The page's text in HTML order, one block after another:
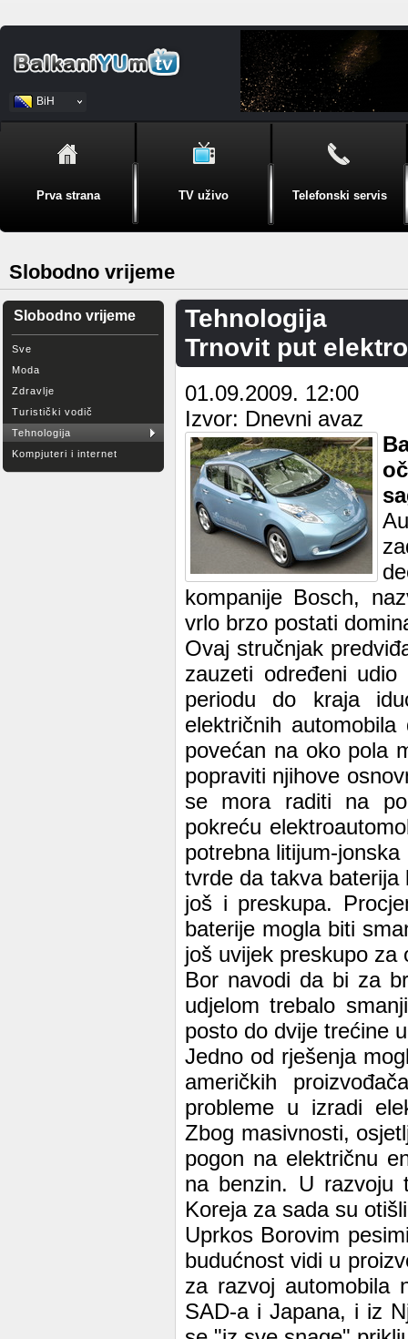
BiH
Srpski
Prva strana TV uživo Telefonski servis
Slobodno vrijeme
Slobodno vrijeme
Sve
Moda
Zdravlje
Turistički vodič
Tehnologija
Kompjuteri i internet
Tehnologija
Trnovit put
01.09.2009. 12:00
Izvor: Dnevni avaz
kompanije Bosch,
vrlo brzo postati
Ovaj stručnjak
zauzeti određeni
periodu do kraja
električnih
povećan na oko pola
popraviti njihove
se mora raditi na
pokreću
potrebna litijum-
tvrde da takva
još i preskupa.
baterije mogla biti
još uvijek preskupo za
Bor navodi da bi za
udjelom trebalo
posto do dvije trećine
Jedno od rješenja
američkih
probleme u izradi
Zbog masivnosti,
pogon na električnu
na benzin. U razvoju
Koreja za sada su
Uprkos Borovim
budućnost vidi u
za razvoj automobila
SAD-a i Japana, i iz